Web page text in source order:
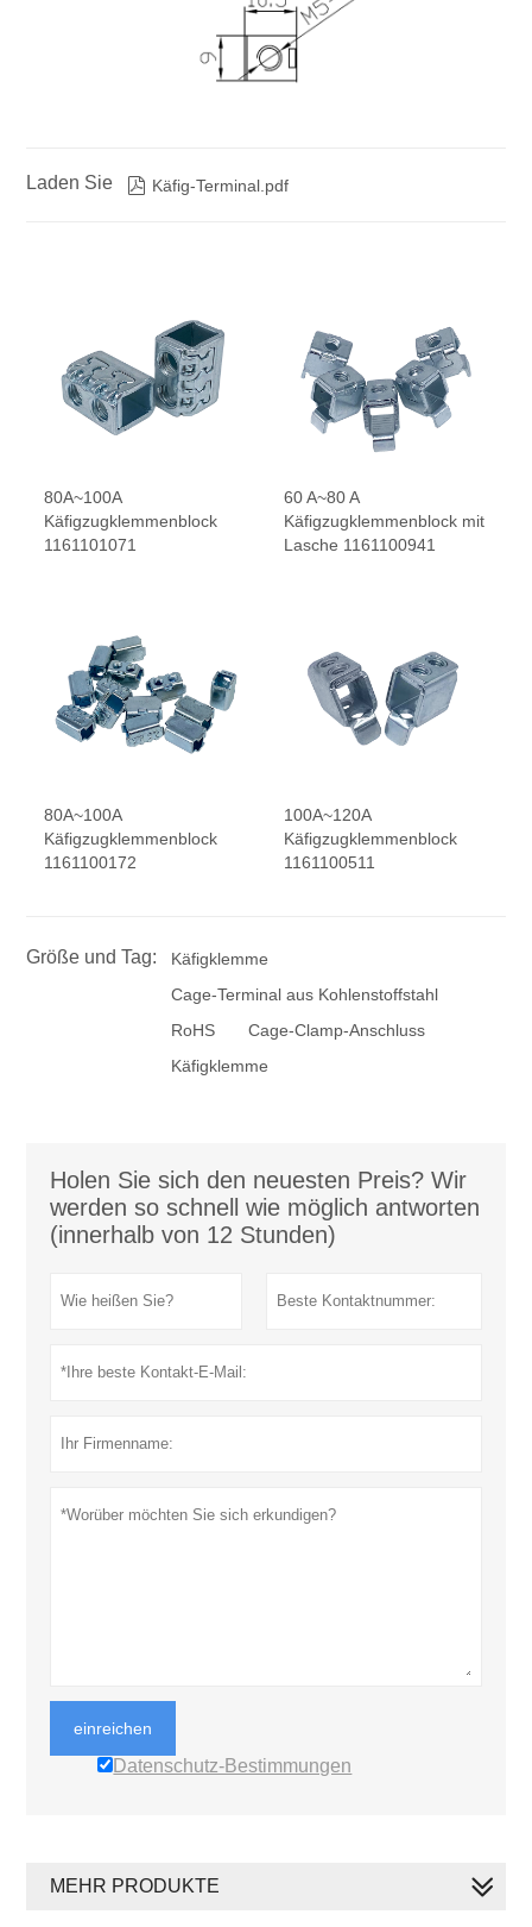
Laden Sie  Käfig-Terminal.pdf
80A~100A
Käfigzugklemmenblock
1161101071
60 A~80 A
Käfigzugklemmenblock mit
Lasche 1161100941
80A~100A
Käfigzugklemmenblock
1161100172
100A~120A
Käfigzugklemmenblock
1161100511
Größe und Tag:
Käfigklemme
Cage-Terminal aus Kohlenstoffstahl
RoHS
Cage-Clamp-Anschluss
Käfigklemme
Holen Sie sich den neuesten Preis? Wir
werden so schnell wie möglich antworten
(innerhalb von 12 Stunden)
einreichen
Datenschutz-Bestimmungen
MEHR PRODUKTE